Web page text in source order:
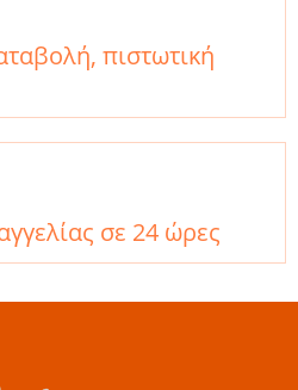
πιστωτική
σε 24 ώρες